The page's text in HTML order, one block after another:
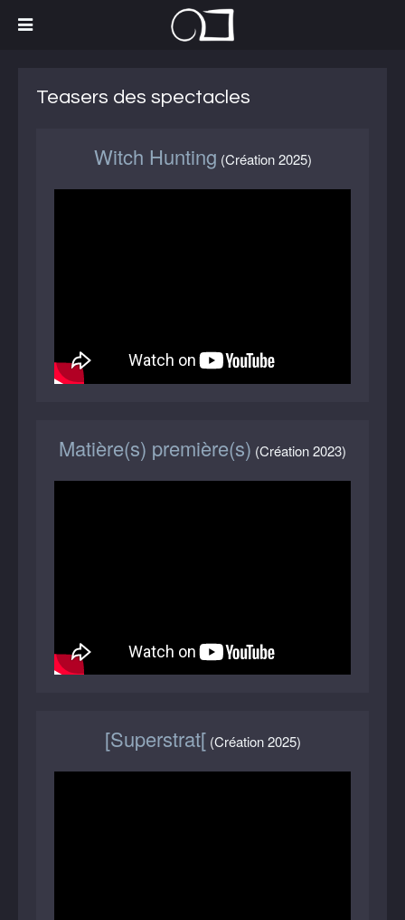
Teasers des spectacles
Witch Hunting (Création 2025)
Matière(s) première(s) (Création 2023)
[Superstrat[ (Création 2025)